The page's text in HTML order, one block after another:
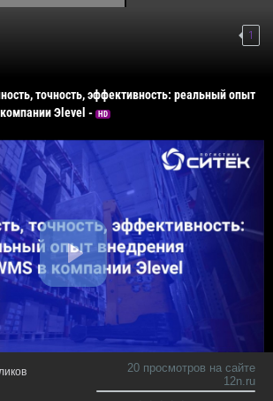
1
точность, эффективность: реальный опыт
Эlevel -
HD
20 просмотров на сайте
12n.ru